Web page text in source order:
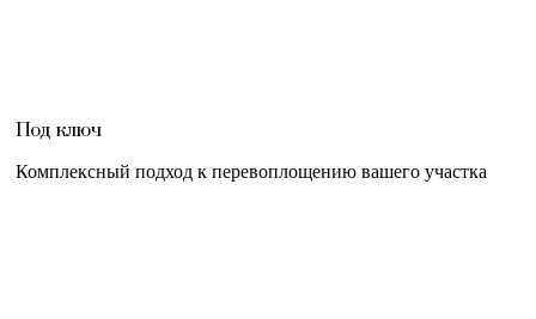
Под ключ
Комплексный подход к перевоплощению вашего участка